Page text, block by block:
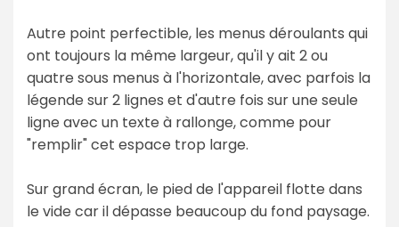
Autre point perfectible, les menus déroulants qui
ont toujours la même largeur, qu'il y ait 2 ou
quatre sous menus à l'horizontale, avec parfois la
légende sur 2 lignes et d'autre fois sur une seule
ligne avec un texte à rallonge, comme pour
"remplir" cet espace trop large.
Sur grand écran, le pied de l'appareil flotte dans
le vide car il dépasse beaucoup du fond paysage.